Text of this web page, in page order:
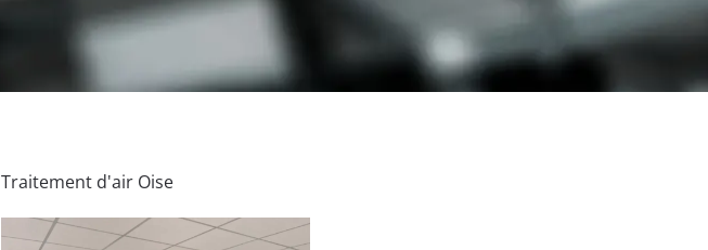
Traitement d'air Oise